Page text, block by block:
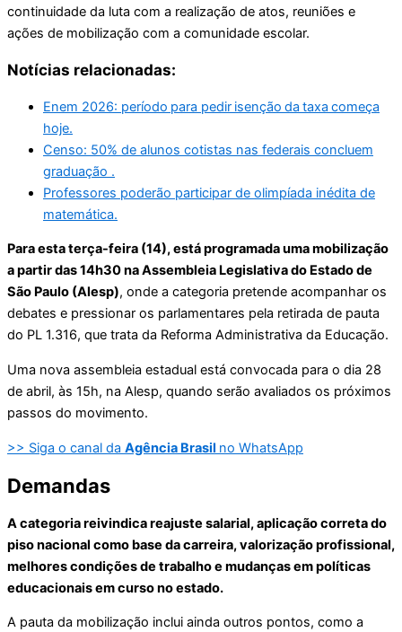
continuidade da luta com a realização de atos, reuniões e
ações de mobilização com a comunidade escolar.
Notícias relacionadas:
Enem 2026: período para pedir isenção da taxa começa
hoje.
Censo: 50% de alunos cotistas nas federais concluem
graduação .
Professores poderão participar de olimpíada inédita de
matemática.
Para esta terça-feira (14), está programada uma mobilização
a partir das 14h30 na Assembleia Legislativa do Estado de
São Paulo (Alesp), onde a categoria pretende acompanhar os
debates e pressionar os parlamentares pela retirada de pauta
do PL 1.316, que trata da Reforma Administrativa da Educação.
Uma nova assembleia estadual está convocada para o dia 28
de abril, às 15h, na Alesp, quando serão avaliados os próximos
passos do movimento.
>> Siga o canal da Agência Brasil no WhatsApp
Demandas
A categoria reivindica reajuste salarial, aplicação correta do
piso nacional como base da carreira, valorização profissional,
melhores condições de trabalho e mudanças em políticas
educacionais em curso no estado.
A pauta da mobilização inclui ainda outros pontos, como a